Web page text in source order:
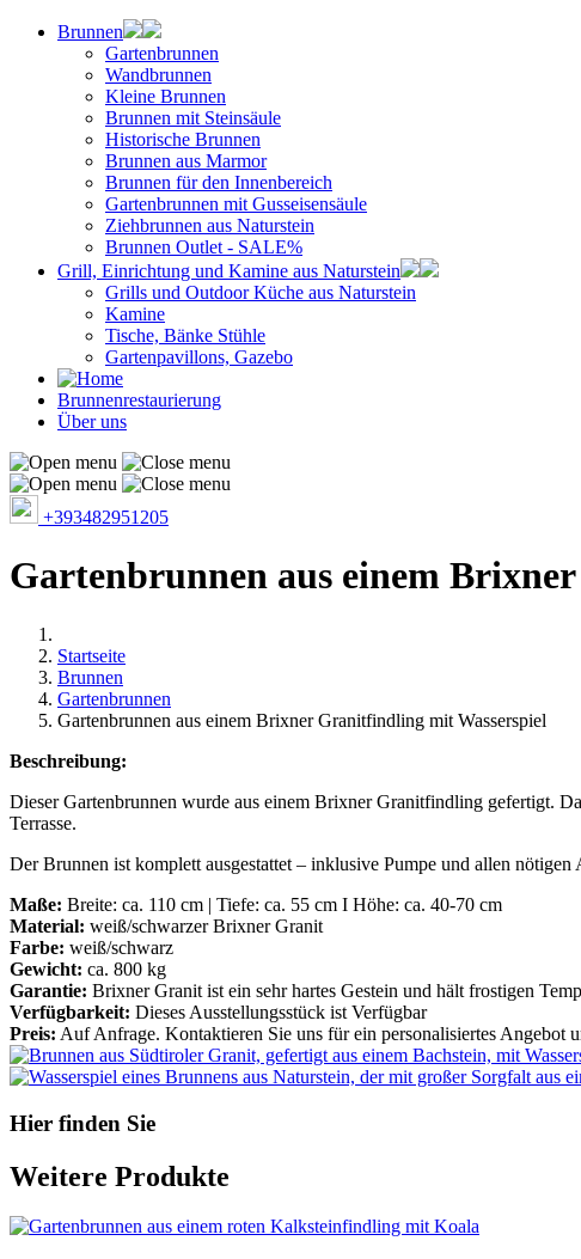
Brunnen
Gartenbrunnen
Wandbrunnen
Kleine Brunnen
Brunnen mit Steinsäule
Historische Brunnen
Brunnen aus Marmor
Brunnen für den Innenbereich
Gartenbrunnen mit Gusseisensäule
Ziehbrunnen aus Naturstein
Brunnen Outlet - SALE%
Grill, Einrichtung und Kamine aus Naturstein
Grills und Outdoor Küche aus Naturstein
Kamine
Tische, Bänke Stühle
Gartenpavillons, Gazebo
Brunnenrestaurierung
Über uns
+393482951205
Gartenbrunnen aus einem
Startseite
Brunnen
Gartenbrunnen
Gartenbrunnen aus einem Brixner Granitfindling mit Wasserspiel
Beschreibung:
Dieser Gartenbrunnen wurde aus einem Brixner Granitfindling gefertigt.
Terrasse.
Der Brunnen ist komplett ausgestattet – inklusive Pumpe und allen
Maße: Breite: ca. 110 cm | Tiefe: ca. 55 cm I Höhe: ca. 40-70 cm
Material: weiß/schwarzer Brixner Granit
Farbe: weiß/schwarz
Gewicht: ca. 800 kg
Garantie: Brixner Granit ist ein sehr hartes Gestein und hält frostigen
Verfügbarkeit: Dieses Ausstellungsstück ist Verfügbar
Preis: Auf Anfrage. Kontaktieren Sie uns für ein personalisiertes Angebot
Hier finden Sie
Weitere Produkte